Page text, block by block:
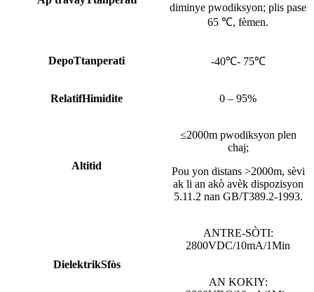
diminye pwodiksyon; plis pase
65 ℃, fèmen.
DepoTtanperati -40℃- 75℃
RelatifHimidite 0 – 95%
Altitid
≤2000m pwodiksyon plen
chaj;
Pou yon distans >2000m, sèvi
ak li an akò avèk dispozisyon
5.11.2 nan GB/T389.2-1993.
DielektrikSfòs
ANTRE-SÒTI:
2800VDC/10mA/1Min
AN KOKIY: